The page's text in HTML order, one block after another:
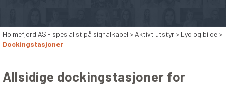
Holmefjord AS - spesialist på signalkabel>Aktivt utstyr>Lyd og bilde>
Dockingstasjoner
Allsidige dockingstasjoner for